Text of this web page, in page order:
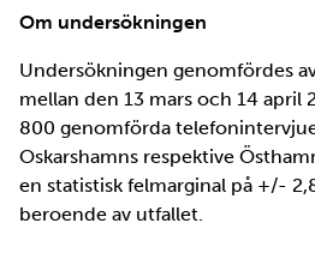
Om undersökningen
Undersökningen genomfördes
mellan den 13 mars och 14 april
800 genomförda
Oskarshamns respektive
en statistisk felmarginal på +/-
beroende av utfallet.